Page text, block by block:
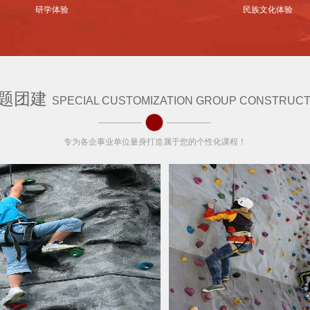
团建 SPECIAL CUSTOMIZATION GROUP
专为各企事业单位量身打造属于您的个性化课程！